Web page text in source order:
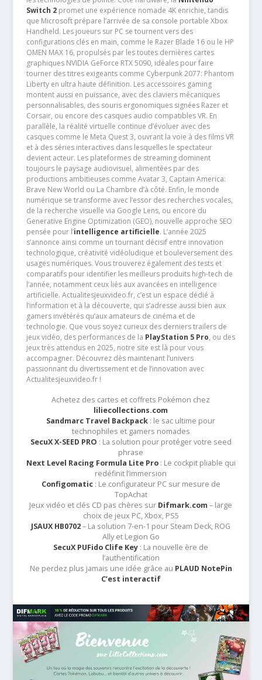
Switch 2promet une expérience nomade 4K enrichie, tandis
que Microsoft prépare l’arrivée de sa console portable Xbox
Handheld. Les joueurs sur PC se tournent vers des
configurations clés en main, comme le Razer Blade 16 ou le HP
OMEN MAX 16, propulsés par les toutes dernières cartes
graphiques NVIDIA GeForce RTX 5090, idéales pour faire
tourner des titres exigeants comme Cyberpunk 2077: Phantom
Liberty en ultra haute définition. Les accessoires gaming
montent aussi en puissance, avec des claviers mécaniques
personnalisables, des souris ergonomiques signées Razer et
Corsair, ou encore des casques audio compatibles VR. En
parallèle, la réalité virtuelle continue d’évoluer avec des
casques comme le Meta Quest 3, ouvrant la voie à des films VR
et à des séries interactives dans lesquelles le spectateur
devient acteur. Les plateformes de streaming dominent
toujours le paysage audiovisuel, alimentées par des
productions ambitieuses comme Avatar 3, Captain America:
Brave New World ou La Chambre d’à côté. Enfin, le monde
numérique se transforme avec l’essor des recherches vocales,
de la recherche visuelle via Google Lens, ou encore du
Generative Engine Optimization (GEO), nouvelle approche SEO
pensée pour l’intelligence artificielle. L’année 2025
s’annonce ainsi comme un tournant décisif entre innovation
technologique, créativité vidéoludique et bouleversement des
usages numériques. Vous trouverez également des tests et
comparatifs pour identifier les meilleurs produits high-tech de
l’année, notamment ceux liés aux avancées en intelligence
artificielle. Actualitesjeuxvideo.fr, c’est un espace dédié à
l’information et à la découverte, qui s’adresse aussi bien aux
gamers invétérés qu’aux amateurs de cinéma et de
technologie. Que vous soyez curieux des derniers trailers de
jeux vidéo, des performances de la PlayStation 5 Pro, ou des
jeux très attendus en 2025, notre site est là pour vous
accompagner. Découvrez dès maintenant l’univers
passionnant du divertissement et de l’innovation avec
Actualitesjeuxvideo.fr !
Achetez des cartes et coffrets Pokémon chez
liliecollections.com
Sandmarc Travel Backpack : le sac ultime pour
technophiles et gamers nomades
SecuX X-SEED PRO : La solution pour protéger votre seed
phrase
Next Level Racing Formula Lite Pro: Le cockpit pliable qui
redéfinit l’immersion
Configomatic: Le configurateur PC sur mesure de
TopAchat
Jeux vidéo et clés CD pas chères sur Difmark.com – large
choix de jeux PC, Xbox, PS5
JSAUX HB0702– La solution 7-en-1 pour Steam Deck, ROG
Ally et Legion Go
SecuX PUFido Clife Key : La nouvelle ère de
l’authentification
Ne perdez plus jamais une idée grâce au PLAUD NotePin
C’est interactif